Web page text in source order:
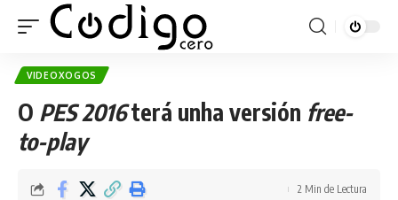
VIDEOXOGOS
O PES 2016terá unha versión free-
to-play
2 Min de Lectura